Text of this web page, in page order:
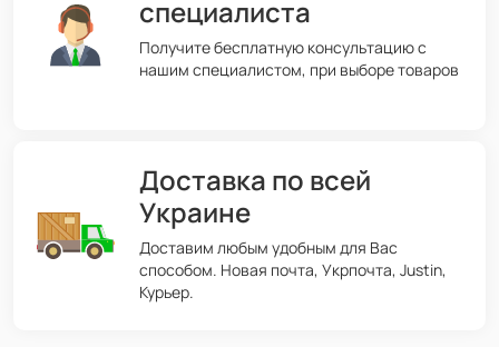
специалиста
Получите бесплатную консультацию с
нашим специалистом, при выборе товаров
Доставка по всей
Украине
Доставим любым удобным для Вас
способом. Новая почта, Укрпочта, Justin,
Курьер.